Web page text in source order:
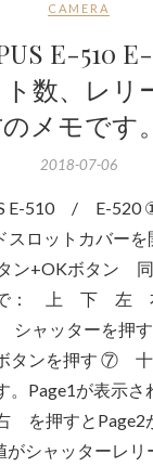
CAMERA
E-510
ト数、レリ
メモです。
2018-07-06
E-510 / E-
ロットカバー
ン+OKボタン
で： 上 下 左
ャッターを押
タンを押す ⑦
。Page1が表示
を押すとPage2
がシャッターレ